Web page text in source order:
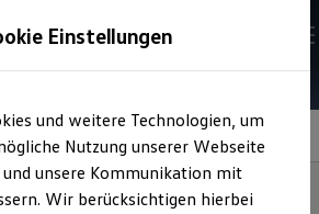
für die Einstiegsleisten
Einstellungen
und weitere Technologien, um
Nutzung unserer Webseite
unsere Kommunikation mit
Wir berücksichtigen hierbei